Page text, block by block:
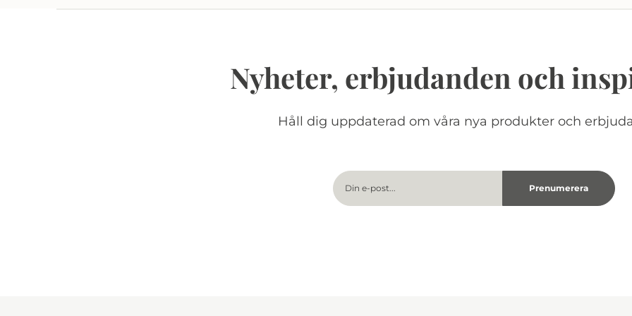
Nyheter, erbjudanden och
Håll dig uppdaterad om våra nya produkter och